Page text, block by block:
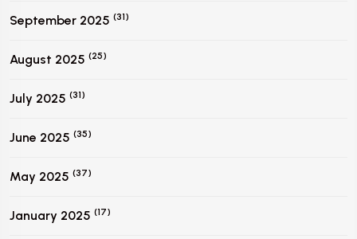
September 2025 (31)
August 2025 (25)
July 2025 (31)
June 2025 (35)
May 2025 (37)
January 2025 (17)